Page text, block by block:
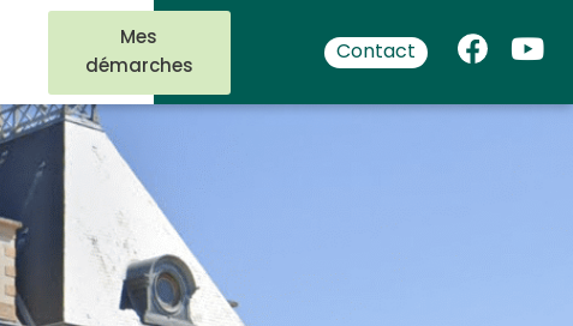
Mes
démarches
Contact